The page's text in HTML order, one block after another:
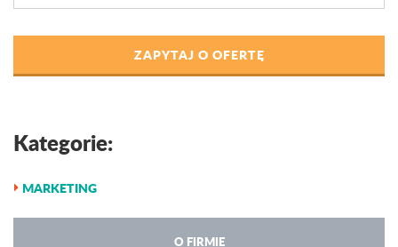
ZAPYTAJ O OFERTĘ
Kategorie:
MARKETING
O FIRMIE